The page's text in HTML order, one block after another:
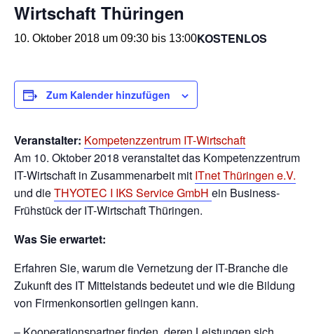
Wirtschaft Thüringen
10. Oktober 2018 um 09:30 bis 13:00KOSTENLOS
Veranstalter: Kompetenzzentrum IT-Wirtschaft
Am 10. Oktober 2018 veranstaltet das Kompetenzzentrum
IT-Wirtschaft in Zusammenarbeit mit ITnet Thüringen e.V.
und dieTHYOTEC I IKS Service GmbH ein Business-
Frühstück der IT-Wirtschaft Thüringen.
Was Sie erwartet:
Erfahren Sie, warum die Vernetzung der IT-Branche die
Zukunft des IT Mittelstands bedeutet und wie die Bildung
von Firmenkonsortien gelingen kann.
Zum Kalender hinzufügen